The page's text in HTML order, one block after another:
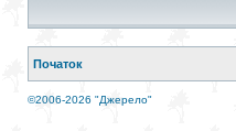
Початок
©2006-2026 "Джерело"